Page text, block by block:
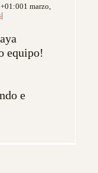
1 marzo,
|
equipo!
e